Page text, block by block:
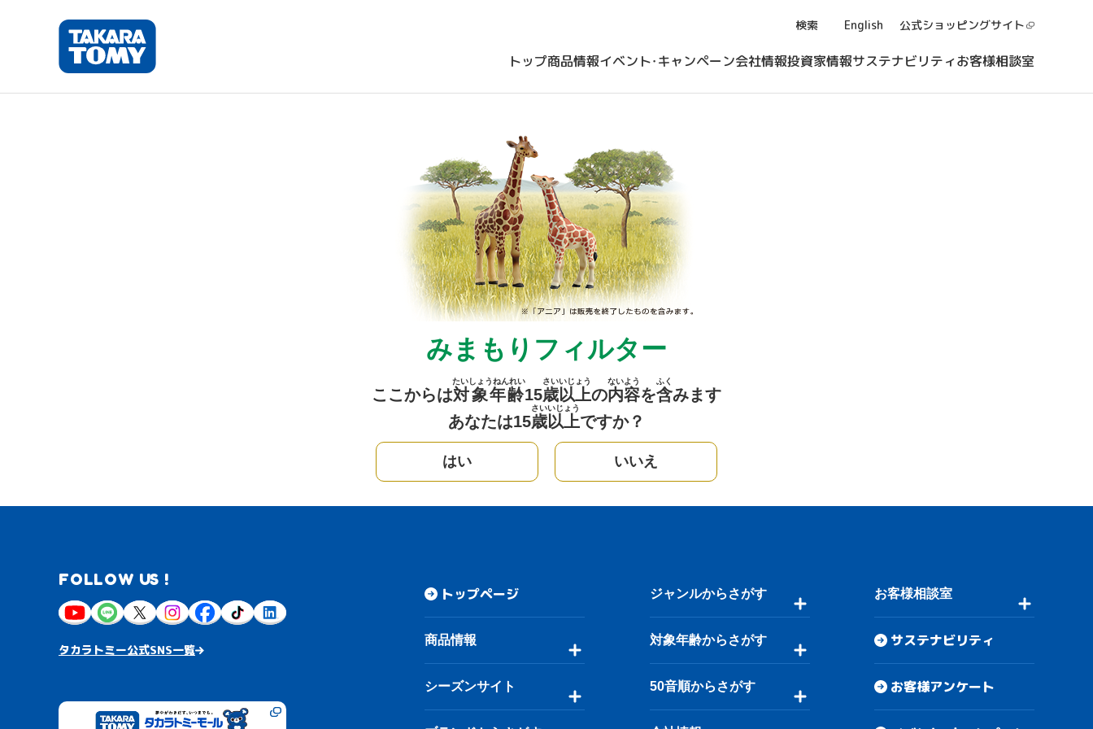
検索 English 公式ショッピングサイト
トップ商品情報イベント・キャンペーン会社情報投資家情報サステナビリティお客様相談室
みまもりフィルター
ここからは対象年齢
たいしょうねんれい
15歳
さい
以上
いじょう
の内容
ないよう
を含
ふく
みます
あなたは15歳
さい
以上
いじょう
ですか？
はい いいえ
FOLLOW US !
タカラトミー公式SNS一覧
トップページ
商品情報
シーズンサイト
ジャンルからさがす
対象年齢からさがす
50音順からさがす
お客様相談室
サステナビリティ
お客様アンケート